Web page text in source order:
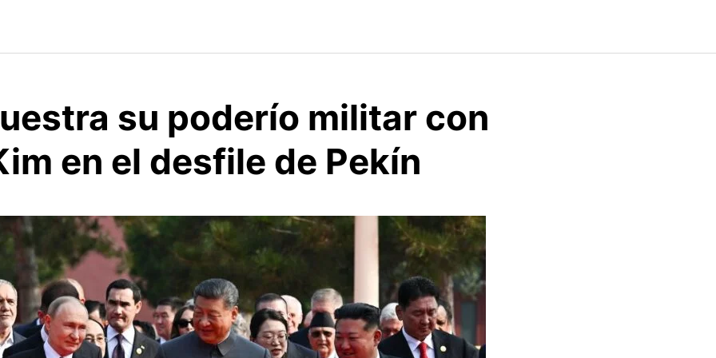
su poderío militar con
en el desfile de Pekín